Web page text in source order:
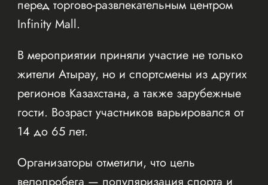
перед торгово-развлекательным центром
Infinity Mall.
В мероприятии приняли участие не только
жители Атырау, но и спортсмены из других
регионов Казахстана, а также зарубежные
гости. Возраст участников варьировался от
14 до 65 лет.
Организаторы отметили, что цель